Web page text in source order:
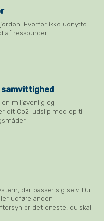
Hvorfor ikke udnytte
af ressourcer.
samvittighed
miljøvenlig og
dit Co2-udslip med op til
der passer sig selv. Du
udføre anden
er det eneste, du skal